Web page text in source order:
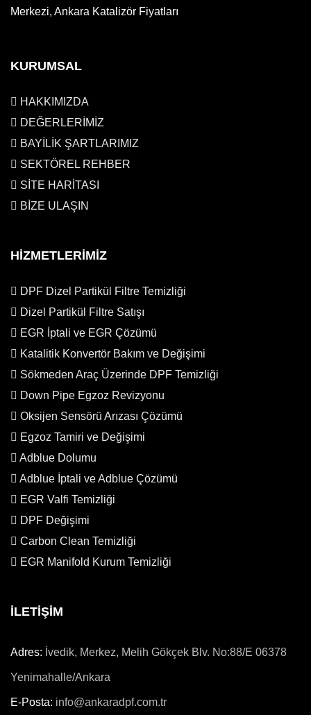
Merkezi, Ankara Katalizör Fiyatları
KURUMSAL
HAKKIMIZDA
DEĞERLERİMİZ
BAYİLİK ŞARTLARIMIZ
SEKTÖREL REHBER
SİTE HARİTASI
BİZE ULAŞIN
HİZMETLERİMİZ
DPF Dizel Partikül Filtre Temizliği
Dizel Partikül Filtre Satışı
EGR İptali ve EGR Çözümü
Katalitik Konvertör Bakım ve Değişimi
Sökmeden Araç Üzerinde DPF Temizliği
Down Pipe Egzoz Revizyonu
Oksijen Sensörü Arızası Çözümü
Egzoz Tamiri ve Değişimi
Adblue Dolumu
Adblue İptali ve Adblue Çözümü
EGR Valfi Temizliği
DPF Değişimi
Carbon Clean Temizliği
EGR Manifold Kurum Temizliği
İLETİŞİM
Adres: İvedik, Merkez, Melih Gökçek Blv. No:88/E 06378
Yenimahalle/Ankara
E-Posta: info@ankaradpf.com.tr